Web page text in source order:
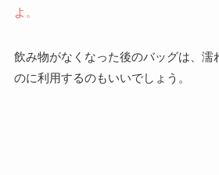
よ。
飲み物がなくなった後のバッグは、濡
のに利用するのもいいでしょう。